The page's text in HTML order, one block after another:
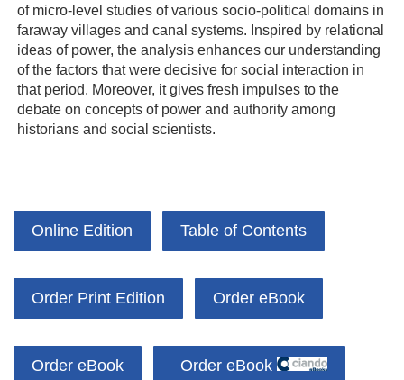
of micro-level studies of various socio-political domains in
faraway villages and canal systems. Inspired by relational
ideas of power, the analysis enhances our understanding
of the factors that were decisive for social interaction in
that period. Moreover, it gives fresh impulses to the
debate on concepts of power and authority among
historians and social scientists.
Online Edition Table of Contents
Order Print Edition Order eBook
Order eBook Order eBook